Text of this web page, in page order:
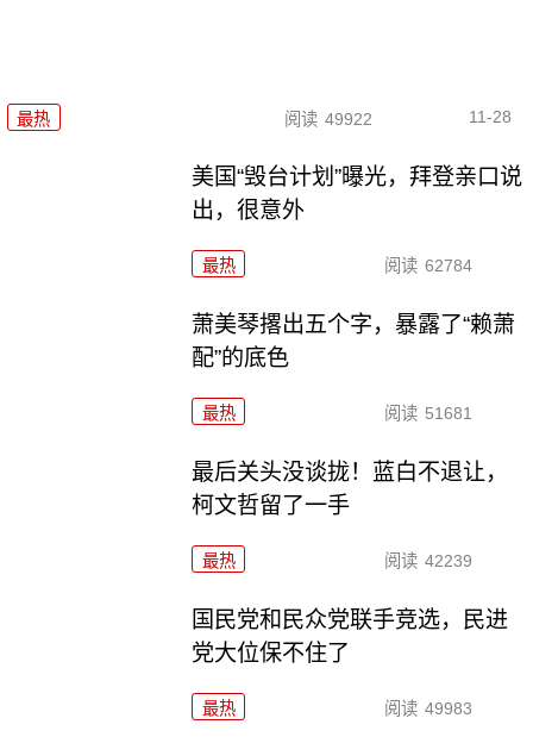
最热 阅读 49922 11-28
美国“毁台计划”曝光，拜登亲口说
出，很意外
最热 阅读 62784
萧美琴撂出五个字，暴露了“赖萧
配”的底色
最热 阅读 51681
最后关头没谈拢！蓝白不退让，
柯文哲留了一手
最热 阅读 42239
国民党和民众党联手竞选，民进
党大位保不住了
最热 阅读 49983